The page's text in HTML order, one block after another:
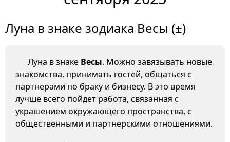
Луна в знаке зодиака Весы (±)
Луна в знаке Весы. Можно завязывать новые
знакомства, принимать гостей, общаться с
партнерами по браку и бизнесу. В это время
лучше всего пойдет работа, связанная с
украшением окружающего пространства, с
общественными и партнерскими отношениями.